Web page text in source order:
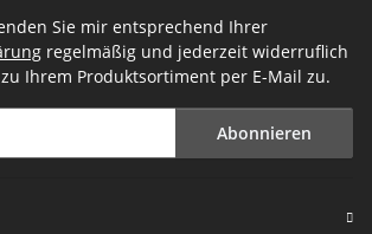
Sie mir entsprechend Ihrer
regelmäßig und jederzeit widerruflich
Ihrem Produktsortiment per E-Mail zu.
Abonnieren